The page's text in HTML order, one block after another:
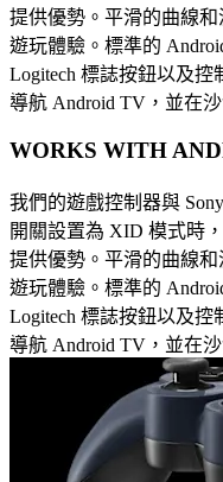
提供優勢。平滑的曲線
遊玩體驗。標準的
Logitech 標誌按鈕以及
導航 Android TV，並在
WORKS WITH
我們的遊戲控制器與
開關設置為 XID 模式時
提供優勢。平滑的曲線
遊玩體驗。標準的
Logitech 標誌按鈕以及
導航 Android TV，並在